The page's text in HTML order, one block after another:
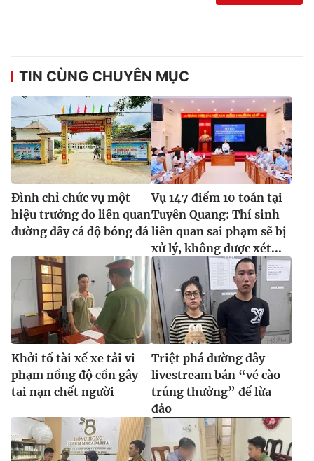
TIN CÙNG CHUYÊN MỤC
Đình chỉ chức vụ một
hiệu trưởng do liên quan
đường dây cá độ bóng đá
Vụ 147 điểm 10 toán tại
Tuyên Quang: Thí sinh
liên quan sai phạm sẽ bị
xử lý, không được xét...
Khởi tố tài xế xe tải vi
phạm nồng độ cồn gây
tai nạn chết người
Triệt phá đường dây
livestream bán “vé cào
trúng thưởng” để lừa
đảo